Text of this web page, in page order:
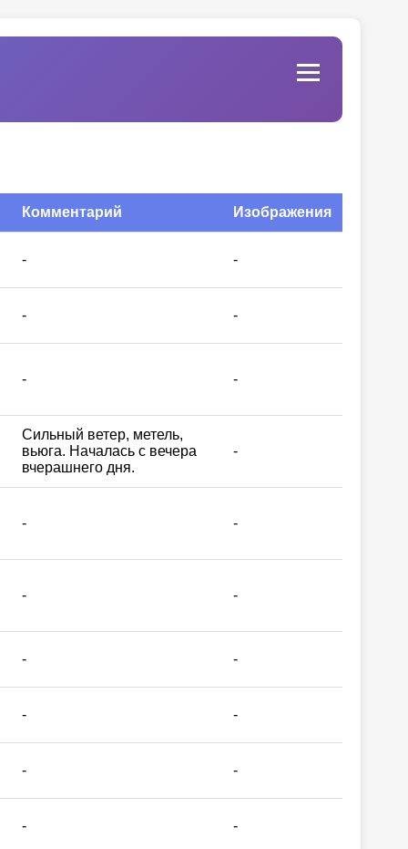
Комментарий Изображения
- -
- -
- -
Сильный ветер, метель,
вьюга. Началась с вечера
вчерашнего дня.
-
- -
- -
- -
- -
- -
- -